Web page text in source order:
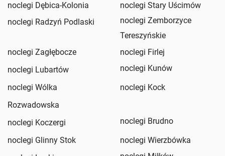
noclegi Dębica-Kolonia
noclegi Stary Uścimów
noclegi Radzyń Podlaski
noclegi Zemborzyce
Tereszyńskie
noclegi Zagłębocze
noclegi Firlej
noclegi Lubartów
noclegi Kunów
noclegi Wólka
Rozwadowska
noclegi Kock
noclegi Koczergi
noclegi Brudno
noclegi Glinny Stok
noclegi Wierzbówka